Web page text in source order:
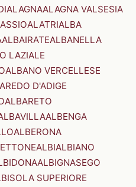
ALAGNAALAGNA VALSESIA
ALATRIALBA
ALBAIRATEALBANELLA
LAZIALE
ALBANO VERCELLESE
D'ADIGE
ALBARETO
ALBENGA
ALBERONA
ALBIALBIANO
ALBIGNASEGO
SUPERIORE